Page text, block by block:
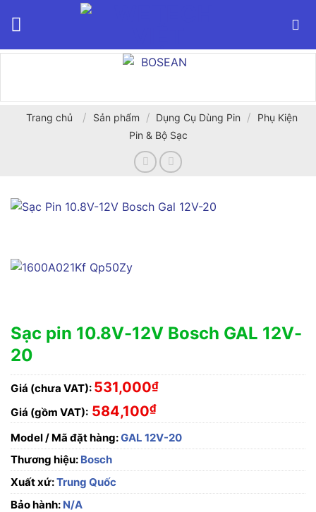
Trang chủ / Sản phẩm / Dụng Cụ Dùng Pin /
Phụ Kiện
Pin & Bộ Sạc
Sạc pin 10.8V-12V Bosch GAL 12V-
20
Giá (chưa VAT): 531,000₫
Giá (gồm VAT): 584,100₫
Model / Mã đặt hàng:GAL 12V-20
Thương hiệu: Bosch
Xuất xứ:Trung Quốc
Bảo hành: N/A